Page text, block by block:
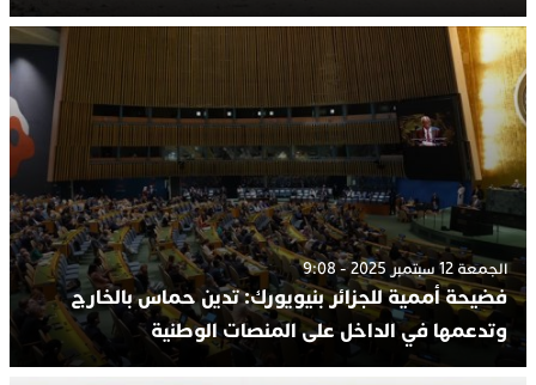
الجمعة 12 سبتمبر 2025 - 9:08
فضيحة أممية للجزائر بنيويورك: تدين حماس بالخارج
وتدعمها في الداخل على المنصات الوطنية